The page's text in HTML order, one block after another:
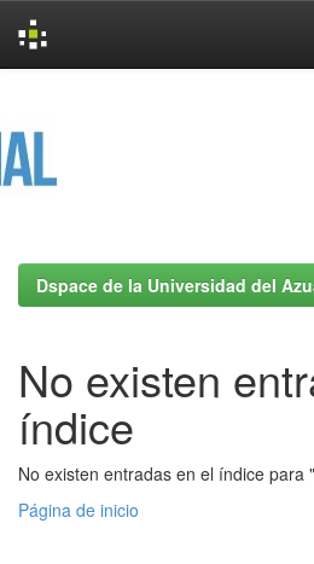
Dspace de la Universidad del
No existen
índice
No existen entradas en el índice para
Página de inicio